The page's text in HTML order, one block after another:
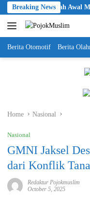
Skip
to
content
Breaking News
Jadi Langkah Awal
Berita Otomotif Berita
Home Nasional
Nasional
GMNI Jaksel
dari Konflik
Redaktur Pojokmuslim
October 5, 2025